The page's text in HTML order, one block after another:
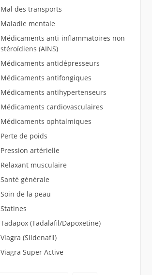
Mal des transports
Maladie mentale
Médicaments anti-inflammatoires non
stéroïdiens (AINS)
Médicaments antidépresseurs
Médicaments antifongiques
Médicaments antihypertenseurs
Médicaments cardiovasculaires
Médicaments ophtalmiques
Perte de poids
Pression artérielle
Relaxant musculaire
Santé générale
Soin de la peau
Statines
Tadapox (Tadalafil/Dapoxetine)
Viagra (Sildenafil)
Viagra Super Active